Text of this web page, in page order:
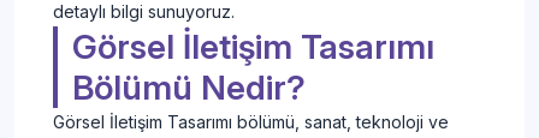
detaylı bilgi sunuyoruz.
Görsel İletişim Tasarımı
Bölümü Nedir?
Görsel İletişim Tasarımı bölümü, sanat, teknoloji ve